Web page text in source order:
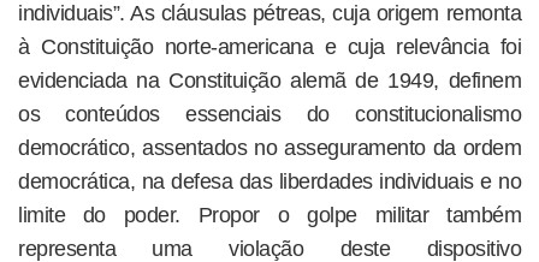
individuais”. As cláusulas pétreas, cuja origem remonta
à Constituição norte-americana e cuja relevância foi
evidenciada na Constituição alemã de 1949, definem
os conteúdos essenciais do constitucionalismo
democrático, assentados no asseguramento da ordem
democrática, na defesa das liberdades individuais e no
limite do poder. Propor o golpe militar também
representa uma violação deste dispositivo